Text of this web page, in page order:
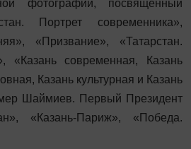
фотографии, посвященный
Портрет современника»,
«Призвание», «Татарстан.
«Казань современная, Казань
Казань культурная и Казань
Шаймиев. Первый Президент
«Казань-Париж», «Победа.